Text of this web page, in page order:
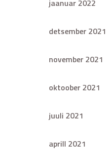
jaanuar 2022
detsember 2021
november 2021
oktoober 2021
juuli 2021
aprill 2021